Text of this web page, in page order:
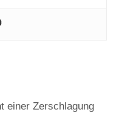
einer Zerschlagung